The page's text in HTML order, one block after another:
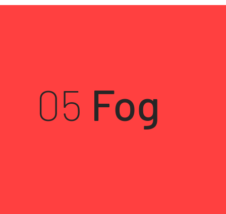
05 Fog